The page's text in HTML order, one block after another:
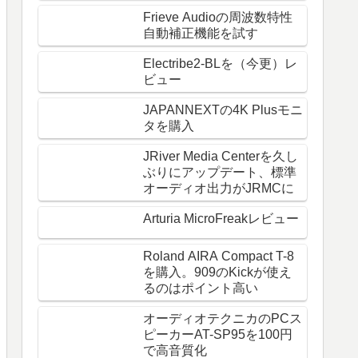
Frieve Audioの周波数特性
自動補正機能を試す
Electribe2-BLを（今更）レ
ビュー
JAPANNEXTの4K Plusモニ
タを購入
JRiver Media Centerを久し
ぶりにアップデート、標準
オーディオ出力がJRMCに
Arturia MicroFreakレビュー
Roland AIRA Compact T-8
を購入。909のKickが使え
るのはポイント高い
オーディオテクニカのPCス
ピーカーAT-SP95を100円
で高音質化